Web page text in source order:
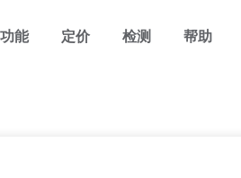
功能 定价 检测 帮助